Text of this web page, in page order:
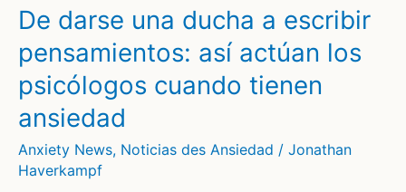
estado
en
terapia
para
trabajar
en
temas
como
De darse una ducha a escribir
pensamientos: así actúan los
psicólogos cuando tienen
ansiedad
Anxiety News, Noticias des Ansiedad / Jonathan
Haverkampf